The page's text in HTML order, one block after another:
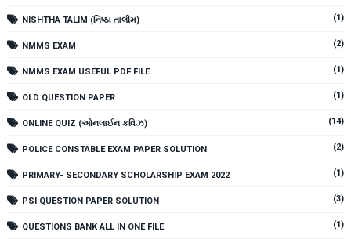
NISHTHA TALIM (નિષ્ઠા તાલીમ) (1)
NMMS EXAM (2)
NMMS EXAM USEFUL PDF FILE (1)
OLD QUESTION PAPER (1)
ONLINE QUIZ (ઓનલાઈન કવિઝ) (14)
POLICE CONSTABLE EXAM PAPER SOLUTION (2)
PRIMARY- SECONDARY SCHOLARSHIP EXAM 2022 (1)
PSI QUESTION PAPER SOLUTION (3)
QUESTIONS BANK ALL IN ONE FILE (1)